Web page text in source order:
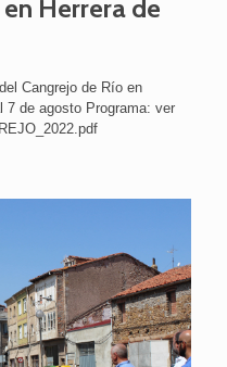
Herrera de
Cangrejo de Río en
7 de agosto Programa: ver